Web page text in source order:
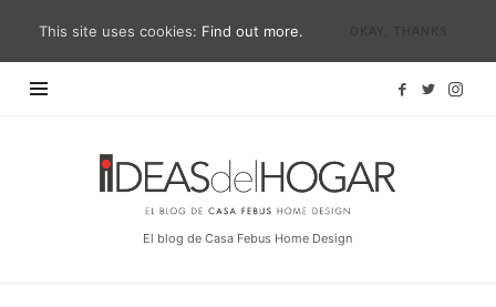
Ideas
del
Hogar
El blog de Casa Febus Home Design
This site uses cookies: Find out more.